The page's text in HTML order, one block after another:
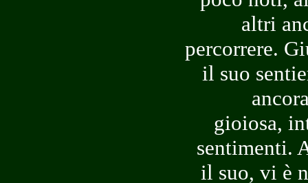
altri
percorrere.
il suo
gioiosa,
sentimenti.
il suo, vi è